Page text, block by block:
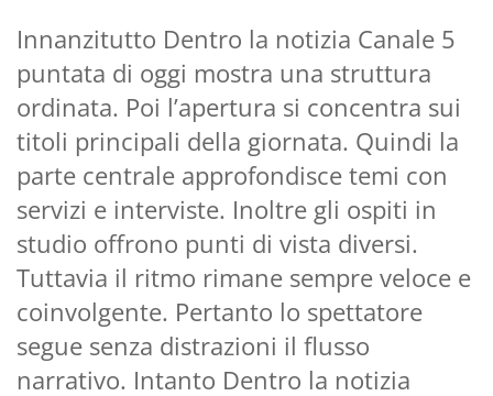
Innanzitutto Dentro la notizia Canale 5
puntata di oggi mostra una struttura
ordinata. Poi l’apertura si concentra sui
titoli principali della giornata. Quindi la
parte centrale approfondisce temi con
servizi e interviste. Inoltre gli ospiti in
studio offrono punti di vista diversi.
Tuttavia il ritmo rimane sempre veloce e
coinvolgente. Pertanto lo spettatore
segue senza distrazioni il flusso
narrativo. Intanto Dentro la notizia